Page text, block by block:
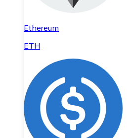
Ethereum
ETH